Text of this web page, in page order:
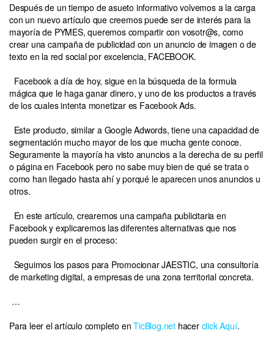
Después de un tiempo de asueto informativo volvemos a la carga
con un nuevo artículo que creemos puede ser de interés para la
mayoría de PYMES, queremos compartir con vosotr@s, como
crear una campaña de publicidad con un anuncio de imagen o de
texto en la red social por excelencia, FACEBOOK.
Facebook a día de hoy, sigue en la búsqueda de la formula
mágica que le haga ganar dinero, y uno de los productos a través
de los cuales intenta monetizar es Facebook Ads.
Este producto, similar a Google Adwords, tiene una capacidad de
segmentación mucho mayor de los que mucha gente conoce.
Seguramente la mayoría ha visto anuncios a la derecha de su perfil
o página en Facebook pero no sabe muy bien de qué se trata o
como han llegado hasta ahí y porqué le aparecen unos anuncios u
otros.
En este artículo, crearemos una campaña publicitaria en
Facebook y explicaremos las diferentes alternativas que nos
pueden surgir en el proceso:
Seguimos los pasos para Promocionar JAESTIC, una consultoría
de marketing digital, a empresas de una zona territorial concreta.
…
Para leer el artículo completo enTicBlog.net hacer click Aquí.